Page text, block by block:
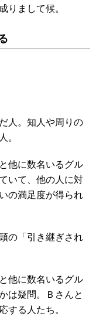
りまして候。
人。知人や周りの
。
他に数名いるグル
いて、他の人に対
の満足度が得られ
の「引き継ぎされ
他に数名いるグル
は疑問。Ｂさんと
する人たち。